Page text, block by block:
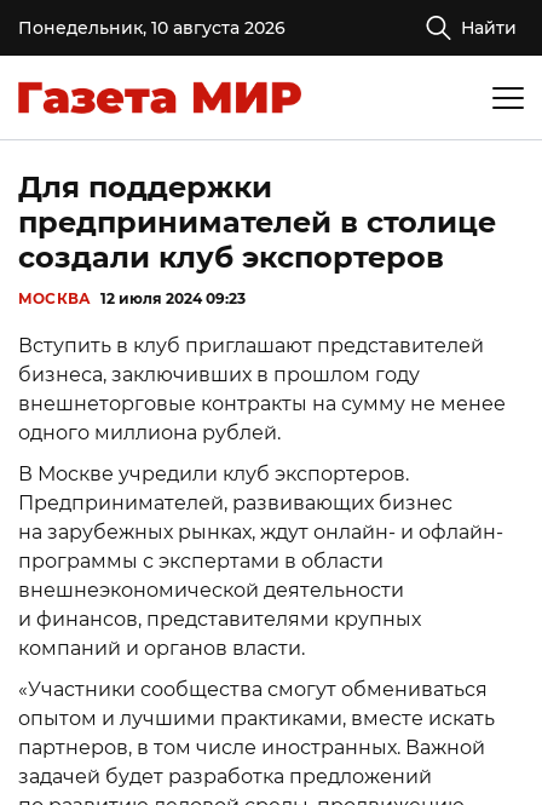
Понедельник, 10 августа 2026 Найти
Для поддержки
предпринимателей в столице
создали клуб экспортеров
МОСКВА 12 июля 2024 09:23
Вступить в клуб приглашают представителей
бизнеса, заключивших в прошлом году
внешнеторговые контракты на сумму не менее
одного миллиона рублей.
В Москве учредили клуб экспортеров.
Предпринимателей, развивающих бизнес
на зарубежных рынках, ждут онлайн- и офлайн-
программы с экспертами в области
внешнеэкономической деятельности
и финансов, представителями крупных
компаний и органов власти.
«Участники сообщества смогут обмениваться
опытом и лучшими практиками, вместе искать
партнеров, в том числе иностранных. Важной
задачей будет разработка предложений